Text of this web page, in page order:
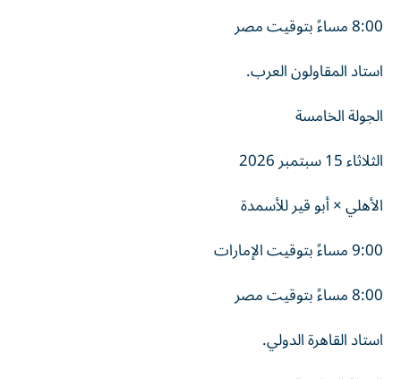
8:00 مساءً بتوقيت مصر
استاد المقاولون العرب.
الجولة الخامسة
الثلاثاء 15 سبتمبر 2026
الأهلي × أبو قير للأسمدة
9:00 مساءً بتوقيت الإمارات
8:00 مساءً بتوقيت مصر
استاد القاهرة الدولي.